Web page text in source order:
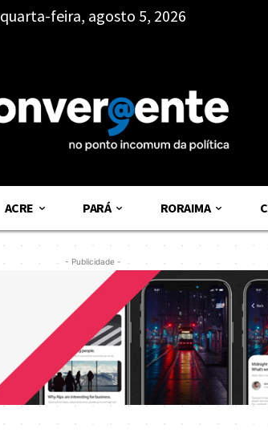
quarta-feira, agosto 5, 2026
ACRE PARÁ RORAIMA
- Publicidade -